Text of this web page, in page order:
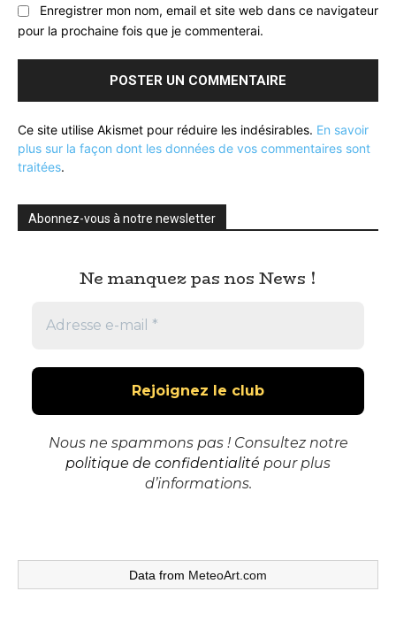
Enregistrer mon nom, email et site web dans ce navigateur
pour la prochaine fois que je commenterai.
Ce site utilise Akismet pour réduire les indésirables. En savoir
plus sur la façon dont les données de vos commentaires sont
traitées.
Abonnez-vous à notre newsletter
Ne manquez pas nos News !
Nous ne spammons pas ! Consultez notre
politique de confidentialité pour plus
d’informations.
Data from MeteoArt.com